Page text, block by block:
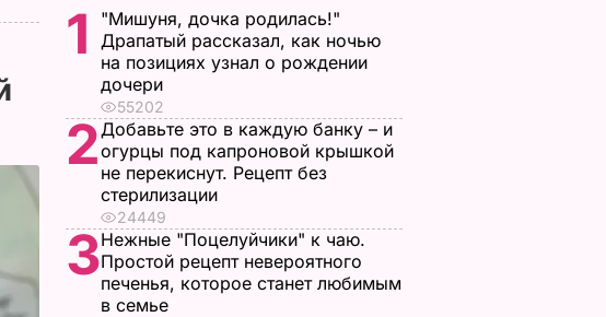
1
"Мишуня, дочка родилась!"
Драпатый рассказал, как ночью
на позициях узнал о рождении
дочери
55202
2Добавьте это в каждую банку – и
огурцы под капроновой крышкой
не перекиснут. Рецепт без
стерилизации
24449
3Нежные "Поцелуйчики" к чаю.
Простой рецепт невероятного
печенья, которое станет любимым
в семье